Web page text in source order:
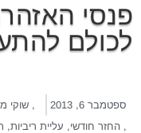
פנסי
לכולם
ספטמבר 6, 2013 , שוקי
, החזר חודשי, עליית ריביות,